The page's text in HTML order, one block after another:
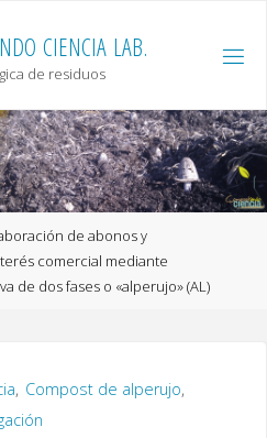
DO CIENCIA LAB.
de residuos
de abonos y
comercial mediante
de dos fases o «alperujo» (AL)
, Compost de alperujo,